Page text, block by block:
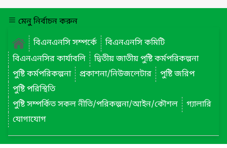
মেনু নির্বাচন করুন
বিএনএনসি সম্পর্কে
বিএনএনসি কমিটি
বিএনএনসির কার্যাবলি
দ্বিতীয় জাতীয় পুষ্টি কর্মপরিকল্পনা
পুষ্টি কর্মপরিকল্পনা
প্রকাশনা/নিউজলেটার
পুষ্টি জরিপ
পুষ্টি পরিস্থিতি
পুষ্টি সম্পর্কিত সকল নীতি/পরিকল্পনা/আইন/কৌশল
গ্যালারি
যোগাযোগ